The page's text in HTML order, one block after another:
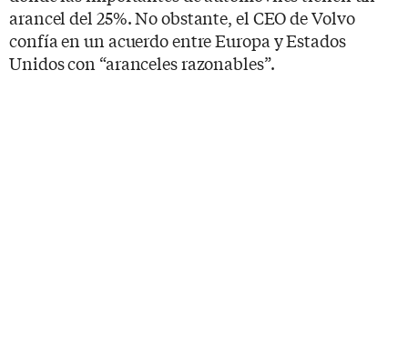
arancel del 25%. No obstante, el CEO de Volvo
confía en un acuerdo entre Europa y Estados
Unidos con “aranceles razonables”.